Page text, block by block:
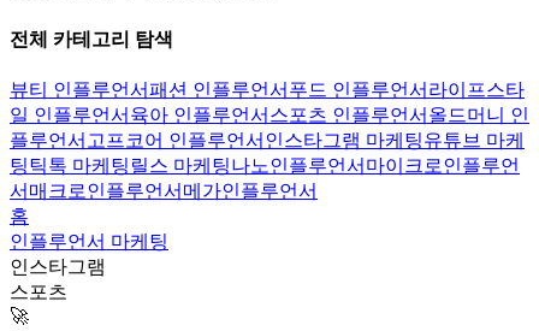
전체 카테고리 탐색
뷰티 인플루언서패션 인플루언서 푸드 인플루언서 라이프스타
일 인플루언서 육아 인플루언서 스포츠 인플루언서 올드머니 인
플루언서 고프코어 인플루언서 인스타그램 마케팅유튜브 마케
팅틱톡 마케팅 릴스 마케팅나노인플루언서 마이크로인플루언
서 매크로인플루언서 메가인플루언서
홈
인플루언서 마케팅
인스타그램
스포츠
🚀